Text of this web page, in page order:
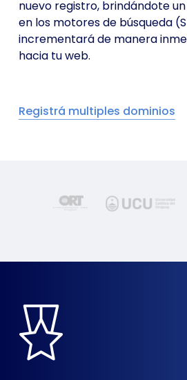
nuevo registro, brindándote
en los motores de búsqueda
incrementará de manera
hacia tu web.
Registrá multiples dominios